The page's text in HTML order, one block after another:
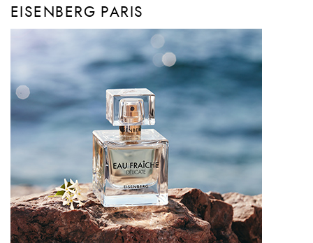
EISENBERG PARIS